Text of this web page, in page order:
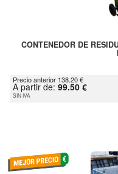
CONTENEDOR DE
Precio anterior 138.20 €
A partir de: 99.50 €
SIN IVA